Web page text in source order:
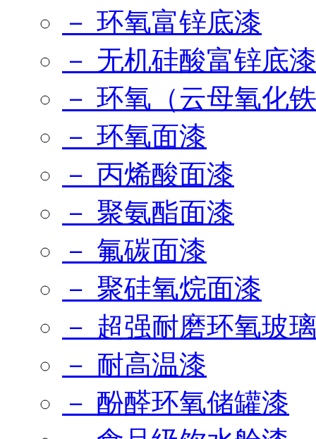
－ 环氧富锌底漆
－ 无机硅酸富锌底漆
－ 环氧（云母氧化
－ 环氧面漆
－ 丙烯酸面漆
－ 聚氨酯面漆
－ 氟碳面漆
－ 聚硅氧烷面漆
－ 超强耐磨环氧玻
－ 耐高温漆
－ 酚醛环氧储罐漆